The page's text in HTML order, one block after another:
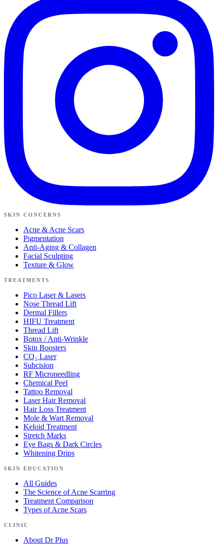
SKIN CONCERNS
Acne & Acne Scars
Pigmentation
Anti-Aging & Collagen
Facial Sculpting
Texture & Glow
TREATMENTS
Pico Laser & Lasers
Nose Thread Lift
Dermal Fillers
HIFU Treatment
Thread Lift
Botox / Anti-Wrinkle
Skin Boosters
CO₂ Laser
Subcision
RF Microneedling
Chemical Peel
Tattoo Removal
Laser Hair Removal
Hair Loss Treatment
Mole & Wart Removal
Keloid Treatment
Stretch Marks
Eye Bags & Dark Circles
Whitening Drips
SKIN EDUCATION
All Guides
The Science of Acne Scarring
Treatment Comparison
Types of Acne Scars
CLINIC
About Dr Plus